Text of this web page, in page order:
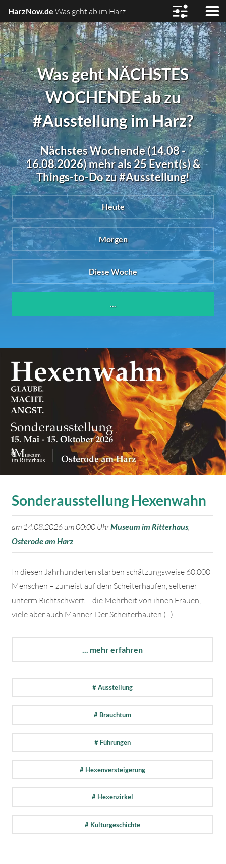
HarzNow.de Was geht ab im Harz
Was geht NÄCHSTES
WOCHENDE ab zu
#Ausstellung im Harz?
Nächstes Wochende (14.08 -
16.08.2026) mehr als 25 Event(s) &
Things-to-Do zu #Ausstellung!
Heute
Morgen
Diese Woche
Sonderausstellung Hexenwahn
am 14.08.2026 um 00:00 UhrMuseum im Ritterhaus
Osterode am Harz
In diesen Jahrhunderten starben schätzungsweise 60.000
Menschen – zumeist auf dem Scheiterhaufen, seltener
unterm Richtschwert – die Mehrheit von ihnen Frauen,
viele aber auch Männer. Der Scheiterhaufen (...)
... mehr erfahren
# Ausstellung
# Brauchtum
# Führungen
# Hexenversteigerung
# Hexenzirkel
# Kulturgeschichte